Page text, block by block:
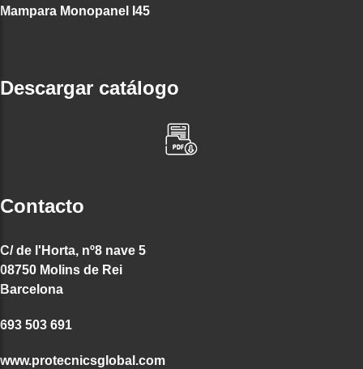
Mampara Monopanel I45
Descargar catálogo
Contacto
C/ de l'Horta, nº8 nave 5
08750 Molins de Rei
Barcelona
693 503 691
www.protecnicsglobal.com